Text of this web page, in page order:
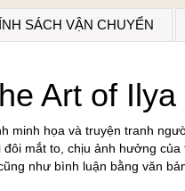
SÁCH VẬN CHUYỂN
Art of
minh họa và truyện tranh
mắt to, chịu ảnh hưởng
như bình luận bằng văn